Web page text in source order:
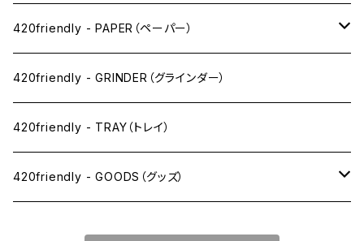
ワックス系
420friendly - PAPER（ペーパー）
SW(シングルワイド）サイズ
1 1/4サイズ
キングサイズスリム
420friendly - GRINDER（グラインダー）
420friendly - TRAY（トレイ）
420friendly - GOODS（グッズ）